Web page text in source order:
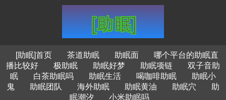
[助眠]首页 茶道助眠 助眠面
哪个平台的助眠直
播比较好
极助眠 助眠好梦 助眠项链
双子音助
眠
白茶助眠吗 助眠生活 喝咖啡助眠
助眠小
鬼
助眠团队 海外助眠 助眠黄油 助眠穴
助
眠潮汐
小米助眠吗